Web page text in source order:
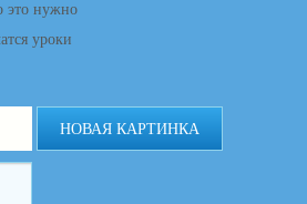
это нужно
уроки
НОВАЯ КАРТИНКА